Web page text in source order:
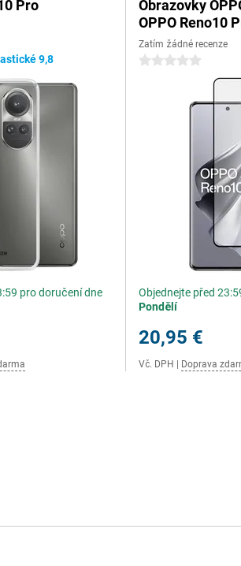
Pro
9,8
pro doručení dne
Obrazovky
OPPO Reno10
Zatím žádné recenze
0 hvězdičky
Objednejte před
Pondělí
20,95 €
Vč. DPH Doprava